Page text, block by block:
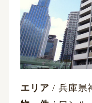
エリア / 兵庫県